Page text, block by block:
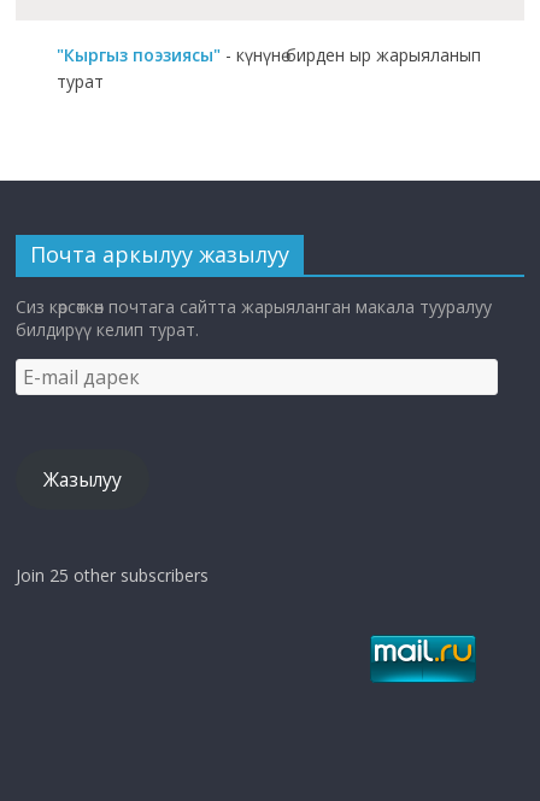
"Кыргыз поэзиясы" - күнүнө бирден ыр жарыяланып
турат
Почта аркылуу жазылуу
Сиз көрсөткөн почтага сайтта жарыяланган макала тууралуу
билдирүү келип турат.
E-
mail
Жазылуу
Join 25 other subscribers